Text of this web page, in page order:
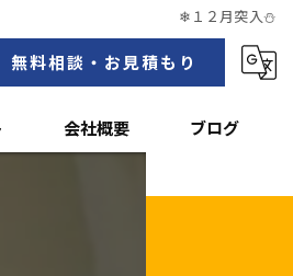
❄１２月突入⛄
無料相談・お見積もり
会社概要
スタッフ紹介
ブログ